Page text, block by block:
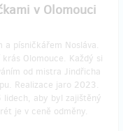
v Olomouci
a písničkářem Nosláva.
Olomouce. Každý si
od mistra Jindřicha
Realizace jaro 2023.
lidech, aby byl zajištěný
je v ceně odměny.